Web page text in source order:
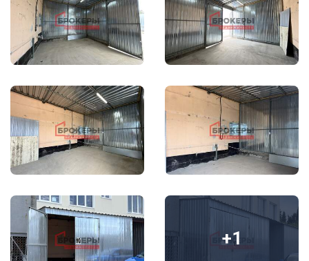
+1